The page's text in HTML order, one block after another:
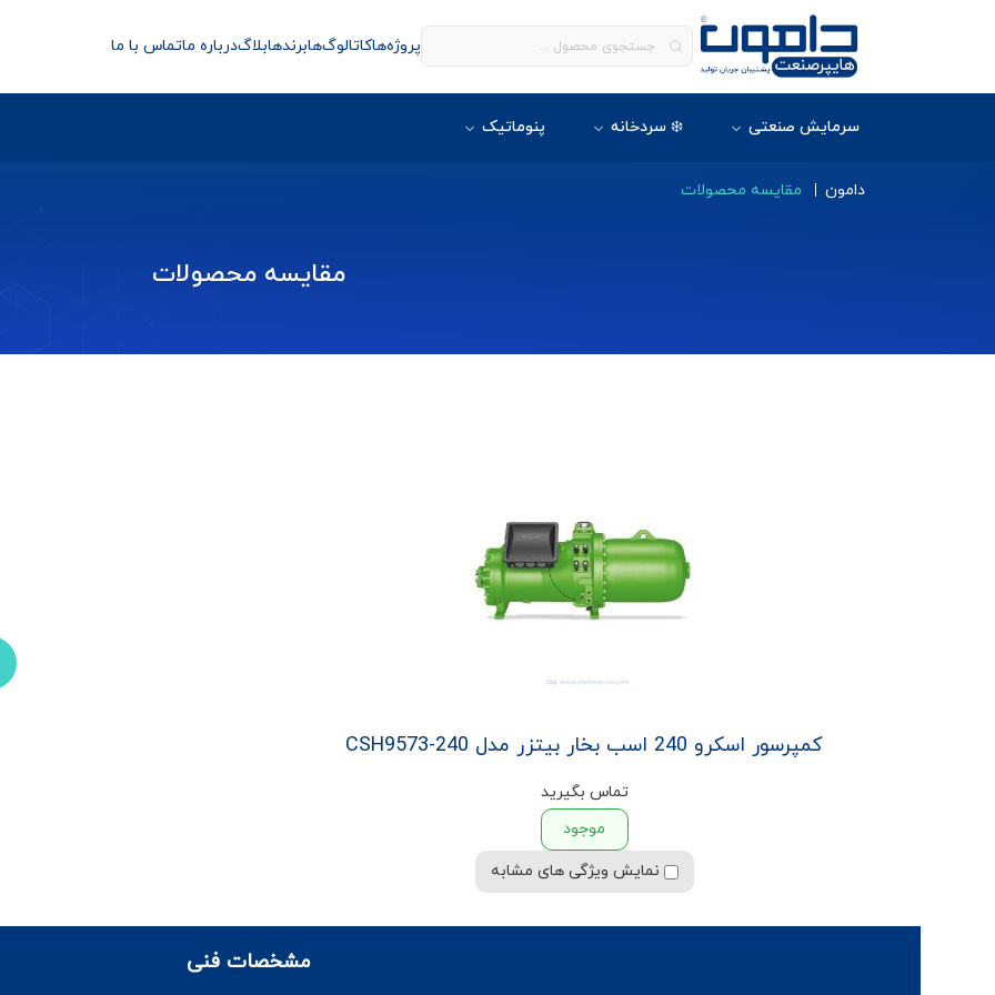
پروژه‌هاکاتالوگ‌هابرندهابلاگدرباره ماتماس با ما
سرمایش صنعتی ❄️ سردخانه پنوماتیک
دامون مقایسه محصولات
مقایسه محصولات
کمپرسور اسکرو 240 اسب بخار بیتزر مدل CSH9573-240
تماس بگیرید
موجود
نمایش ویژگی های مشابه
مشخصات فنی